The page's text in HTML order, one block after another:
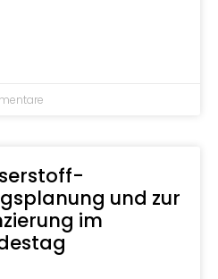
und zur
im